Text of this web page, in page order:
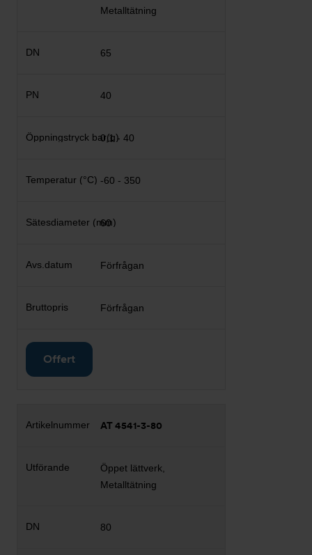
Metalltätning
65
40
0,1 - 40
-60 - 350
60
Förfrågan
Förfrågan
Offert
AT 4541-3-80
Öppet lättverk,
Metalltätning
80